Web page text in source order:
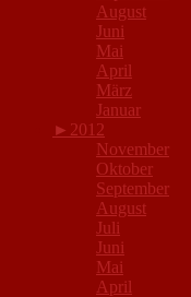
August
Juni
Mai
April
März
Januar
► 2012
November
Oktober
September
August
Juli
Juni
Mai
April